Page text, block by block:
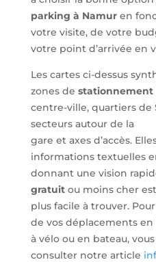
parking à Namuren
votre visite, de votre
votre point d’arrivée en
Les cartes ci-dessus
zones de stationnement
centre-ville, quartiers de
secteurs autour de la
gare et axes d’accès.
informations textuelles
donnant une vision
gratuitou moins cher est
plus facile à trouver.
de vos déplacements en
à vélo ou en bateau,
consulter notre article